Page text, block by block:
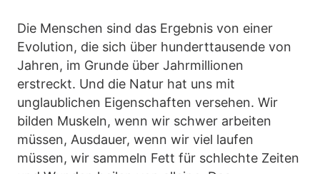
Die Menschen sind das Ergebnis von einer
Evolution, die sich über hunderttausende von
Jahren, im Grunde über Jahrmillionen
erstreckt. Und die Natur hat uns mit
unglaublichen Eigenschaften versehen. Wir
bilden Muskeln, wenn wir schwer arbeiten
müssen, Ausdauer, wenn wir viel laufen
müssen, wir sammeln Fett für schlechte Zeiten